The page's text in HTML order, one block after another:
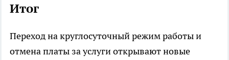
Итог
Переход на круглосуточный режим работы и
отмена платы за услуги открывают новые